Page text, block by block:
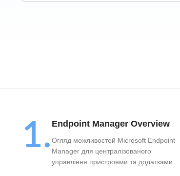
1.Endpoint Manager Overview
Огляд можливостей Microsoft Endpoint
Manager для централізованого
управління пристроями та додатками.